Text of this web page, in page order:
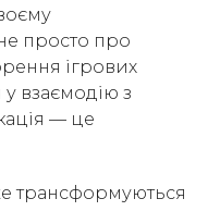
просто про
ігрових
у взаємодію з
— це
трансформуються